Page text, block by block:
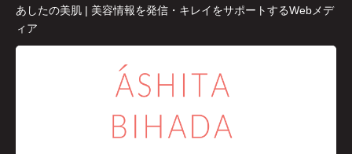
あしたの美肌 | 美容情報を発信・キレイをサポートするWebメデ
ィア